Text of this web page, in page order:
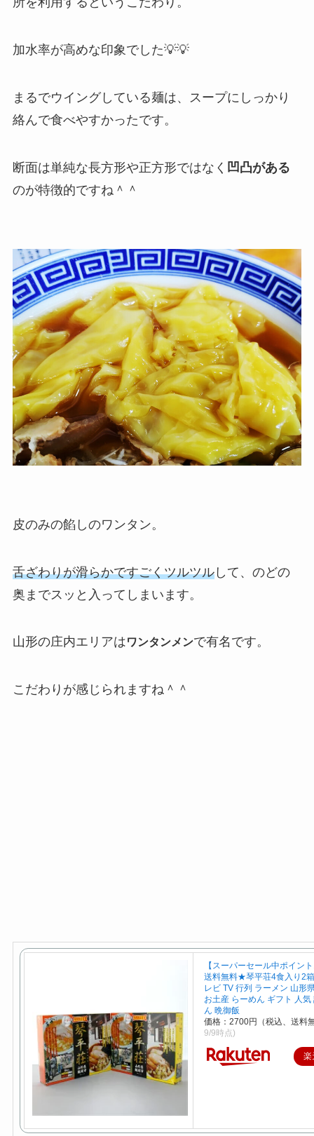
加水率が高めな印象でした💡💡
まるでウイングしている麺は、スープにしっかり
絡んで食べやすかったです。
断面は単純な長方形や正方形ではなく 凹凸がある
のが特徴的ですね＾＾
皮のみの餡しのワンタン。
舌ざわりが滑らかですごくツルツルして、のどの
奥までスッと入ってしまいます。
山形の庄内エリアはワンタンメンで有名です。
こだわりが感じられますね＾＾
【スーパーセール中ポイン
送料無料★琴平荘4食入り2
レビ TV 行列 ラーメン 山形
お土産 らーめん ギフト 人気
ん 晩御飯
価格：2700円（税込、送料
9/9時点)
楽